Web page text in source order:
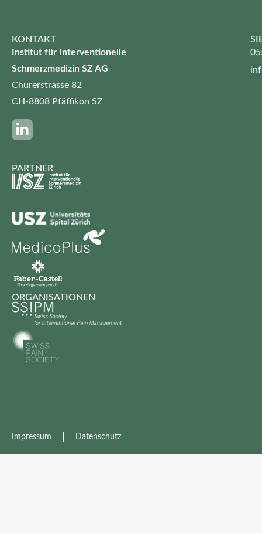
KONTAKT
Institut für Interventionelle
Schmerzmedizin SZ AG
Churerstrasse 82
CH-8808 Pfäffikon SZ
PARTNER
ORGANISATIONEN
Impressum Datenschutz